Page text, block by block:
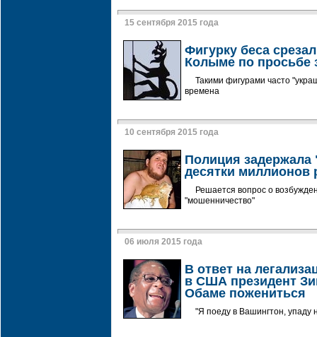
15 сентября 2015 года
Фигурку беса
Колыме по просьбе
Такими фигурами часто
времена
10 сентября 2015 года
Полиция
десятки миллионов
Решается вопрос о
"мошенничество"
06 июля 2015 года
В ответ на
в США президент
Обаме пожениться
"Я поеду в Вашингтон, упаду